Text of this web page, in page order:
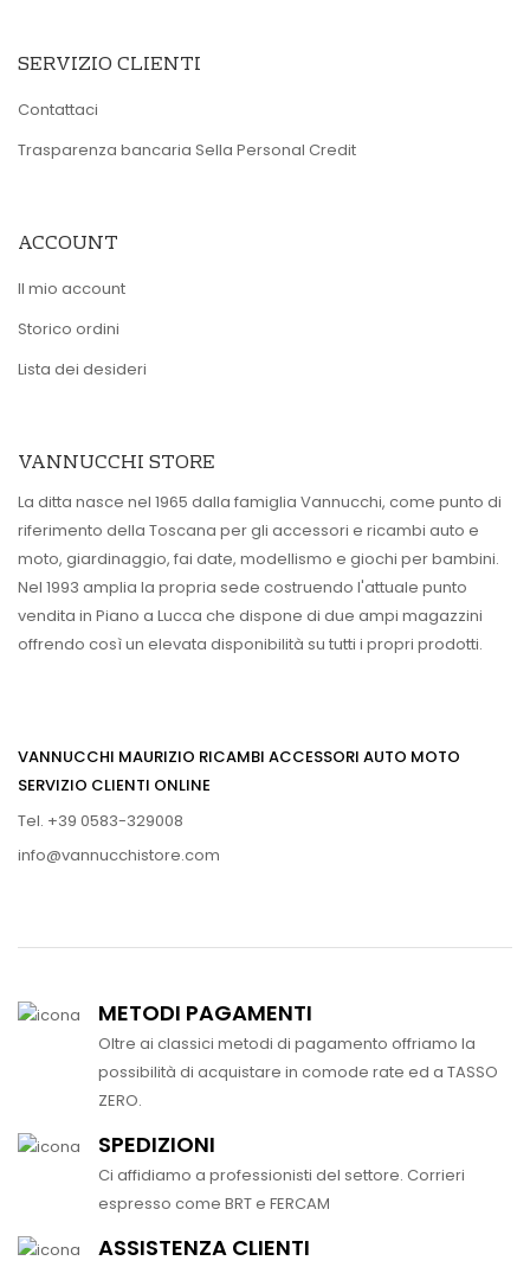
SERVIZIO CLIENTI
Contattaci
Trasparenza bancaria Sella Personal Credit
ACCOUNT
Il mio account
Storico ordini
Lista dei desideri
VANNUCCHI STORE
La ditta nasce nel 1965 dalla famiglia Vannucchi, come punto di
riferimento della Toscana per gli accessori e ricambi auto e
moto, giardinaggio, fai date, modellismo e giochi per bambini.
Nel 1993 amplia la propria sede costruendo l'attuale punto
vendita in Piano a Lucca che dispone di due ampi magazzini
offrendo così un elevata disponibilità su tutti i propri prodotti.
VANNUCCHI MAURIZIO RICAMBI ACCESSORI AUTO MOTO
SERVIZIO CLIENTI ONLINE
Tel. +39 0583-329008
info@vannucchistore.com
METODI PAGAMENTI
Oltre ai classici metodi di pagamento offriamo la
possibilità di acquistare in comode rate ed a TASSO
ZERO.
SPEDIZIONI
Ci affidiamo a professionisti del settore. Corrieri
espresso come BRT e FERCAM
ASSISTENZA CLIENTI